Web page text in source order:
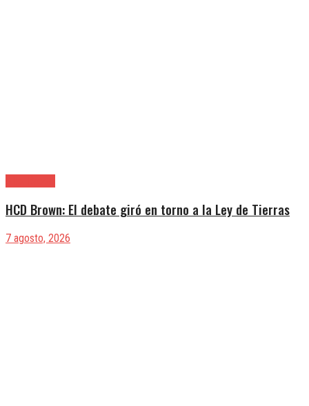
HCD Brown: El debate giró en torno a la Ley de Tierras
7 agosto, 2026